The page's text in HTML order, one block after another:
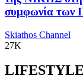
συμφωνία των
Skiathos Channel
27K
LIFESTYLE